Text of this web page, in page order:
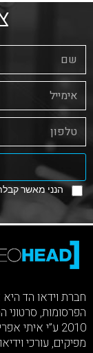
הנני מאשר
חברת וידאו הד
הפרסומות, סרטוני
מפיקים, עורכי